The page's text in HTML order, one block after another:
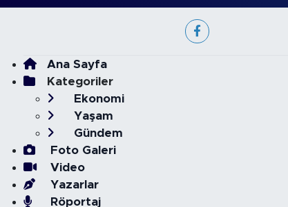
Ana Sayfa
Kategoriler
Ekonomi
Yaşam
Gündem
Foto Galeri
Video
Yazarlar
Röportaj